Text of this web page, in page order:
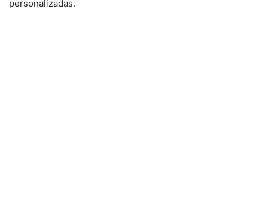
personalizadas.